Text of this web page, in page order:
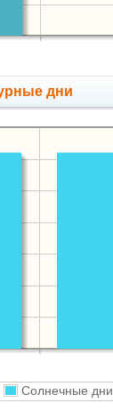
дни
Солнечные дни